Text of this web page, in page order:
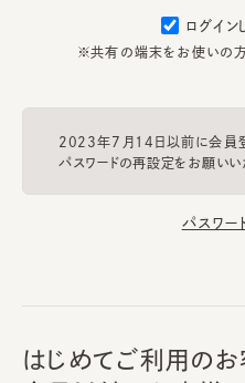
ログイン
※共有の端末をお使いの方
2023年7月14日以前に会員
パスワードの再設定をお願いい
パスワー
はじめてご利用のお